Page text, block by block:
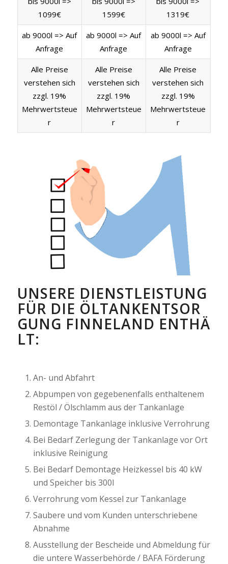
1099€
1599€
1319€
ab 9000l => Auf
Anfrage
ab 9000l => Auf
Anfrage
ab 9000l => Auf
Anfrage
Alle Preise
verstehen sich
zzgl. 19%
Mehrwertsteue
r
Alle Preise
verstehen sich
zzgl. 19%
Mehrwertsteue
r
Alle Preise
verstehen sich
zzgl. 19%
Mehrwertsteue
r
UNSERE DIENSTLEISTUNG
FÜR DIE ÖLTANKENTSOR
GUNG FINNELAND ENTHÄ
LT:
An- und Abfahrt
Abpumpen von gegebenenfalls enthaltenem
Restöl / Ölschlamm aus der Tankanlage
Demontage Tankanlage inklusive Verrohrung
Bei Bedarf Zerlegung der Tankanlage vor Ort
inklusive Reinigung
Bei Bedarf Demontage Heizkessel bis 40 kW
und Speicher bis 300l
Verrohrung vom Kessel zur Tankanlage
Saubere und vom Kunden unterschriebene
Abnahme
Ausstellung der Bescheide und Abmeldung für
die untere Wasserbehörde / BAFA Förderung